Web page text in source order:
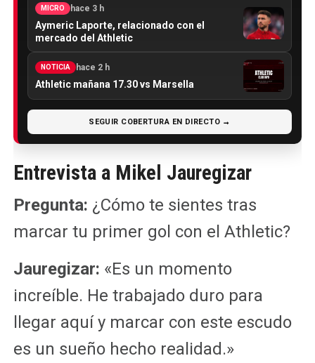
MICRO hace 3 h
Aymeric Laporte, relacionado con el
mercado del Athletic
NOTICIA hace 2 h
Athletic mañana 17.30 vs Marsella
SEGUIR COBERTURA EN DIRECTO →
Entrevista a Mikel Jauregizar
Pregunta: ¿Cómo te sientes tras
marcar tu primer gol con el Athletic?
Jauregizar: «Es un momento
increíble. He trabajado duro para
llegar aquí y marcar con este escudo
es un sueño hecho realidad.»